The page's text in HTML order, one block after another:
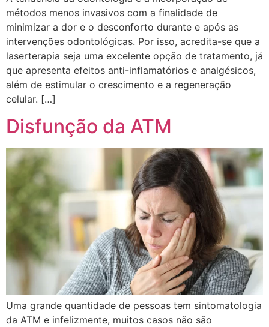
métodos menos invasivos com a finalidade de
minimizar a dor e o desconforto durante e após as
intervenções odontológicas. Por isso, acredita-se que a
laserterapia seja uma excelente opção de tratamento, já
que apresenta efeitos anti-inflamatórios e analgésicos,
além de estimular o crescimento e a regeneração
celular. […]
Disfunção da ATM
Uma grande quantidade de pessoas tem sintomatologia
da ATM e infelizmente, muitos casos não são